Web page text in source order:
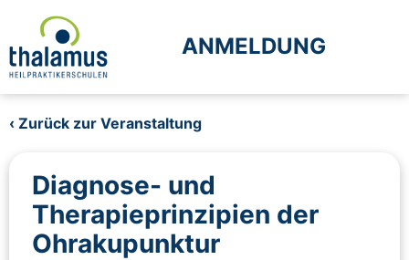
ANMELDUNG
‹ Zurück zur Veranstaltung
Diagnose- und
Therapieprinzipien der
Ohrakupunktur